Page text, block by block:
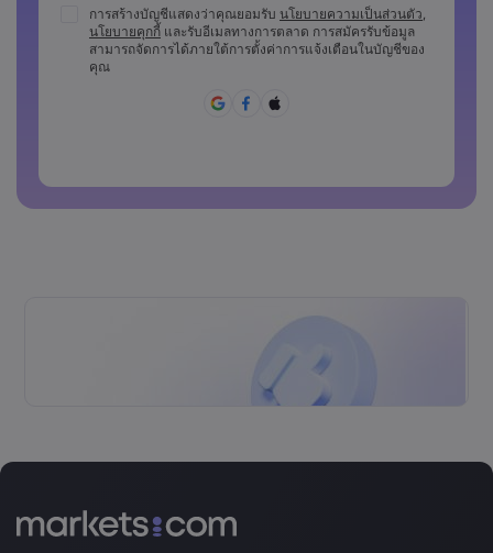
รหัสผ่านต้องมีตัวพิมพ์ใหญ่อย่างน้อย 1 ตัว
รหัสผ่านต้องมีตัวพิมพ์เล็กอย่างน้อย 1 ตัว
รหัสผ่านจะต้องประกอบด้วย ~!@#£%^&amp;*()_-
+=:;&lt;&lt;&gt;{{,[[]?,.
ไม่สามารถใช้รหัสผ่านที่คาดเดาง่าย
การสร้างบัญชีแสดงว่าคุณยอมรับ นโยบายความเป็นส่วนตัว,
นโยบายคุกกี้ และรับอีเมลทางการตลาด การสมัครรับข้อมูล
สามารถจัดการได้ภายใต้การตั้งค่าการแจ้งเตือนในบัญชีของ
คุณ